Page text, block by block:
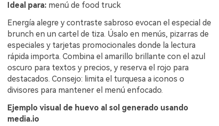
Ideal para: menú de food truck
Energía alegre y contraste sabroso evocan el especial de
brunch en un cartel de tiza. Úsalo en menús, pizarras de
especiales y tarjetas promocionales donde la lectura
rápida importa. Combina el amarillo brillante con el azul
oscuro para textos y precios, y reserva el rojo para
destacados. Consejo: limita el turquesa a iconos o
divisores para mantener el menú enfocado.
Ejemplo visual de huevo al sol generado usando
media.io